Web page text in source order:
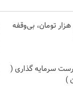
با ماهی 100 هزار تومان، بی‌وقفه
سرمایه گذاری (
)